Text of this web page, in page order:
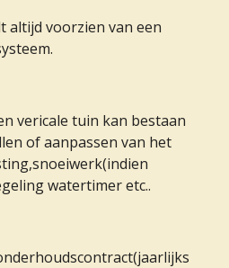
altijd voorzien van een
vericale tuin kan bestaan
of aanpassen van het
watertimer etc..